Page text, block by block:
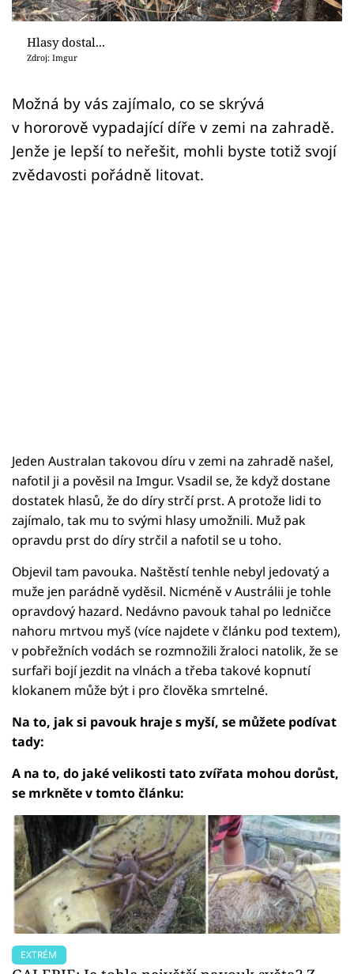
Přihlášení
Sledujte nás
Hlasy dostal...
Zdroj: Imgur
Možná by vás zajímalo, co se skrývá
v hororově vypadající díře v zemi na zahradě.
Jenže je lepší to neřešit, mohli byste totiž svojí
zvědavosti pořádně litovat.
Jeden Australan takovou díru v zemi na zahradě našel,
nafotil ji a pověsil na Imgur. Vsadil se, že když dostane
dostatek hlasů, že do díry strčí prst. A protože lidi to
zajímalo, tak mu to svými hlasy umožnili. Muž pak
opravdu prst do díry strčil a nafotil se u toho.
Objevil tam pavouka. Naštěstí tenhle nebyl jedovatý a
muže jen parádně vyděsil. Nicméně v Austrálii je tohle
opravdový hazard. Nedávno pavouk tahal po ledničce
nahoru mrtvou myš (více najdete v článku pod textem),
v pobřežních vodách se rozmnožili žraloci natolik, že se
surfaři bojí jezdit na vlnách a třeba takové kopnutí
klokanem může být i pro člověka smrtelné.
Na to, jak si pavouk hraje s myší, se můžete podívat
tady:
A na to, do jaké velikosti tato zvířata mohou dorůst,
se mrkněte v tomto článku:
EXTRÉM